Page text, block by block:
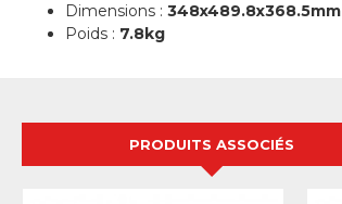
Dimensions : 348x489.8x368.5mm
Poids : 7.8kg
PRODUITS ASSOCIÉS